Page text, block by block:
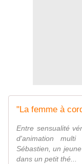
"La femme à
Entre sensualité
d'animation multi
Sébastien, un
dans un petit thé...